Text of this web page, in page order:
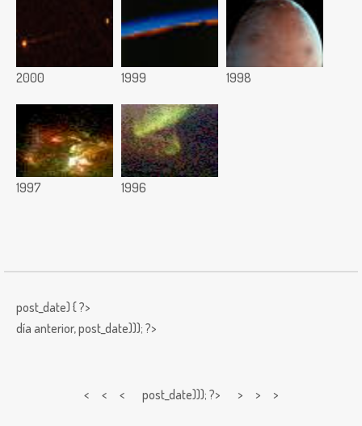
2000 1999 1998
1997 1996
post_date) { ?>
día anterior,post_date))); ?>
< < < post_date))); ?> > > >